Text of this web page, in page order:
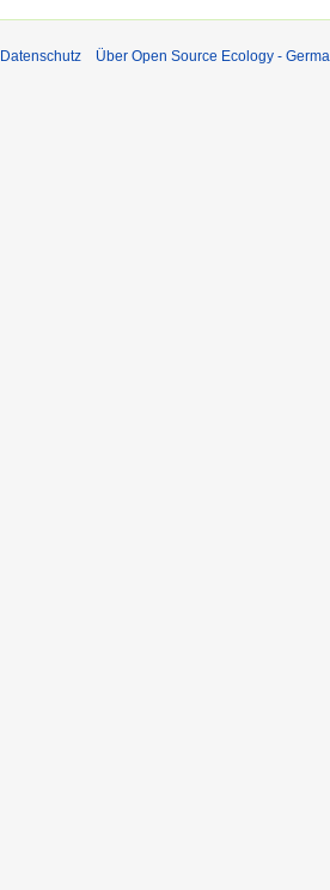
Datenschutz Über Open Source Ecology -